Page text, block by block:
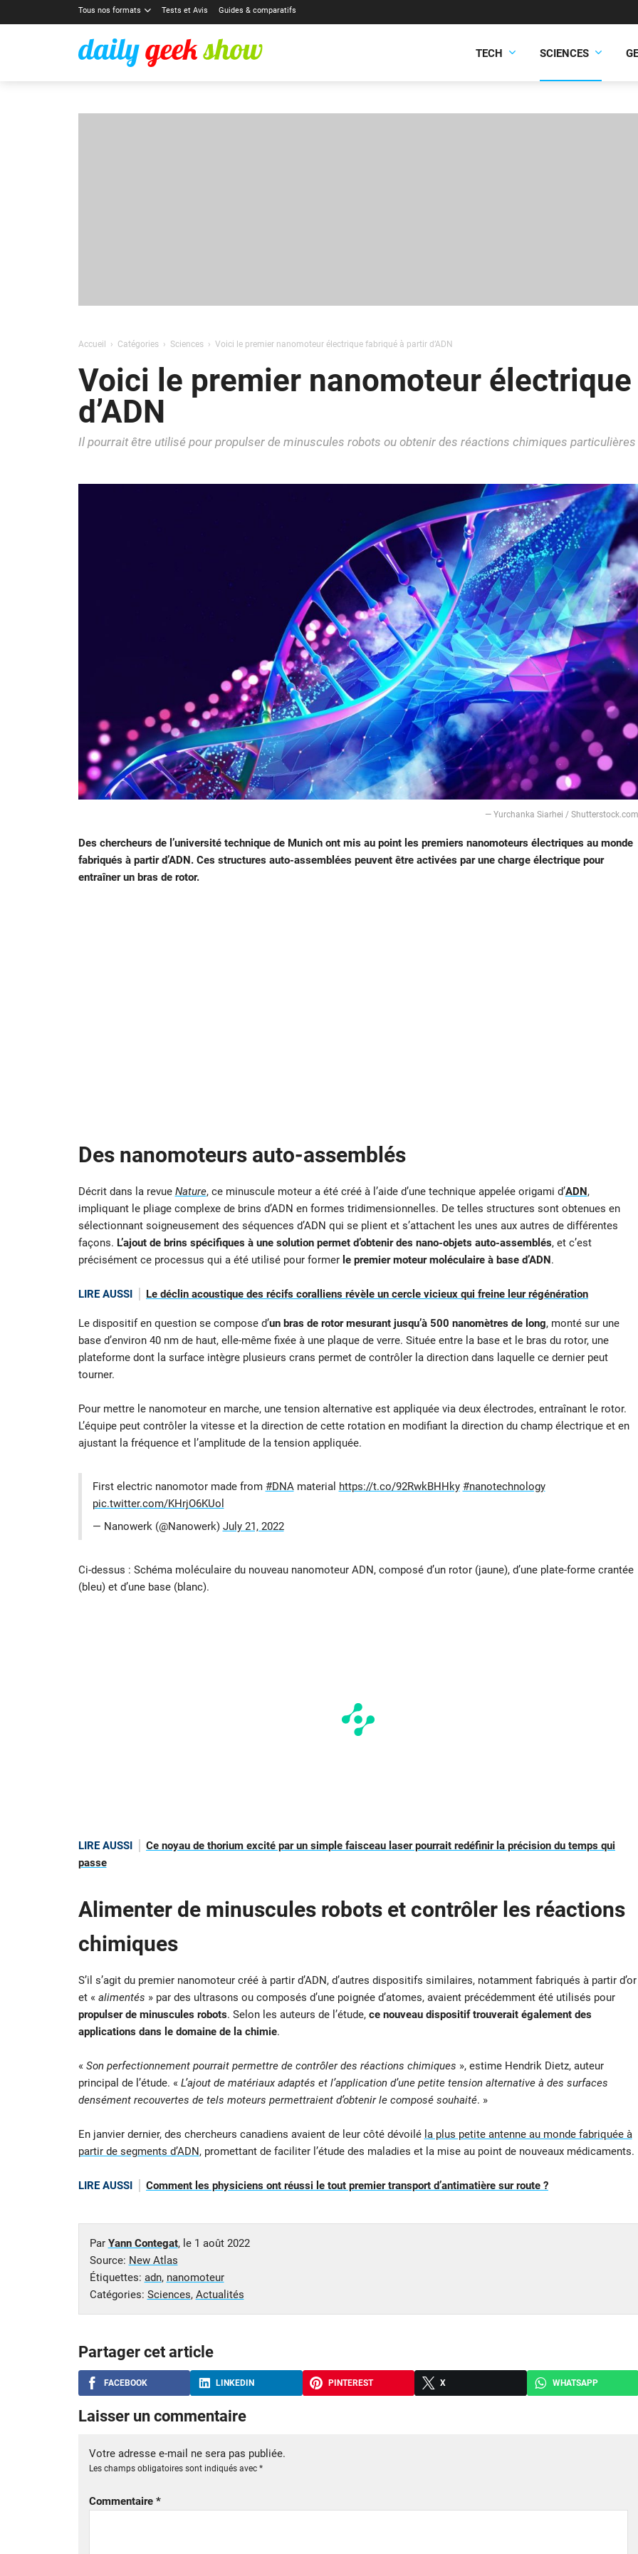
Tous nos formats Tests et Avis Guides & comparatifs
TECH SCIENCES
Accueil Catégories Sciences Voici le premier nanomoteur électrique fabriqué à partir d’ADN
Voici le premier nanomoteur
d’ADN
Il pourrait être utilisé pour propulser de minuscules robots ou obtenir des réactions chimiques particulières
— Yurchanka Siarhei / Shutterstock.com
Des chercheurs de l’université technique de Munich ont mis au point les premiers nanomoteurs électriques au monde
fabriqués à partir d’ADN. Ces structures auto-assemblées peuvent être activées par une charge électrique pour
entraîner un bras de rotor.
Des nanomoteurs auto-assemblés
Décrit dans la revue Nature, ce minuscule moteur a été créé à l’aide d’une technique appelée origami d’ADN ,
impliquant le pliage complexe de brins d’ADN en formes tridimensionnelles. De telles structures sont obtenues en
sélectionnant soigneusement des séquences d’ADN qui se plient et s’attachent les unes aux autres de différentes
façons. L’ajout de brins spécifiques à une solution permet d’obtenir des nano-objets auto-assemblés, et c’est
précisément ce processus qui a été utilisé pour former le premier moteur moléculaire à base d’ADN .
LIRE AUSSI Le déclin acoustique des récifs coralliens révèle un cercle vicieux qui freine leur régénération
Le dispositif en question se compose d’un bras de rotor mesurant jusqu’à 500 nanomètres de long, monté sur une
base d’environ 40 nm de haut, elle-même fixée à une plaque de verre. Située entre la base et le bras du rotor, une
plateforme dont la surface intègre plusieurs crans permet de contrôler la direction dans laquelle ce dernier peut
tourner.
Pour mettre le nanomoteur en marche, une tension alternative est appliquée via deux électrodes, entraînant le rotor.
L’équipe peut contrôler la vitesse et la direction de cette rotation en modifiant la direction du champ électrique et en
ajustant la fréquence et l’amplitude de la tension appliquée.
First electric nanomotor made from #DNAmaterial https://t.co/92RwkBHHky #nanotechnology
pic.twitter.com/KHrjO6KUol
— Nanowerk (@Nanowerk) July 21, 2022
Ci-dessus : Schéma moléculaire du nouveau nanomoteur ADN, composé d’un rotor (jaune), d’une plate-forme crantée
(bleu) et d’une base (blanc).
LIRE AUSSI
Ce noyau de thorium excité par un simple faisceau laser pourrait redéfinir la précision du temps qui
passe
Alimenter de minuscules robots et contrôler les réactions
chimiques
S’il s’agit du premier nanomoteur créé à partir d’ADN, d’autres dispositifs similaires, notamment fabriqués à partir d’or
et « alimentés » par des ultrasons ou composés d’une poignée d’atomes, avaient précédemment été utilisés pour
propulser de minuscules robots. Selon les auteurs de l’étude, ce nouveau dispositif trouverait également des
applications dans le domaine de la chimie.
« Son perfectionnement pourrait permettre de contrôler des réactions chimiques », estime Hendrik Dietz, auteur
principal de l’étude. « L’ajout de matériaux adaptés et l’application d’une petite tension alternative à des surfaces
densément recouvertes de tels moteurs permettraient d’obtenir le composé souhaité. »
En janvier dernier, des chercheurs canadiens avaient de leur côté dévoilé la plus petite antenne au monde fabriquée à
partir de segments d’ADN , promettant de faciliter l’étude des maladies et la mise au point de nouveaux médicaments.
LIRE AUSSI Comment les physiciens ont réussi le tout premier transport d’antimatière sur route ?
Par Yann Contegat, le 1 août 2022
Source: New Atlas
Étiquettes: adn, nanomoteur
Catégories: Sciences, Actualités
Partager cet article
FACEBOOK LINKEDIN PINTEREST X WHATSAPP
Laisser un commentaire
Votre adresse e-mail ne sera pas publiée.
Les champs obligatoires sont indiqués avec *
Commentaire *